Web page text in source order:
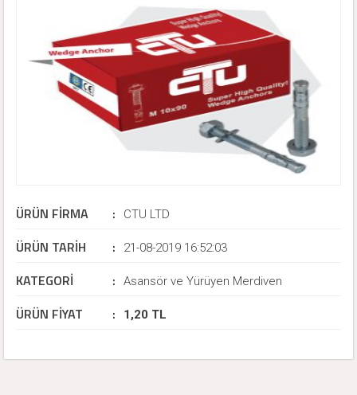
ÜRÜN FİRMA : CTU LTD
ÜRÜN TARİH : 21-08-2019 16:52:03
KATEGORİ : Asansör ve Yürüyen Merdiven
ÜRÜN FİYAT : 1,20 TL